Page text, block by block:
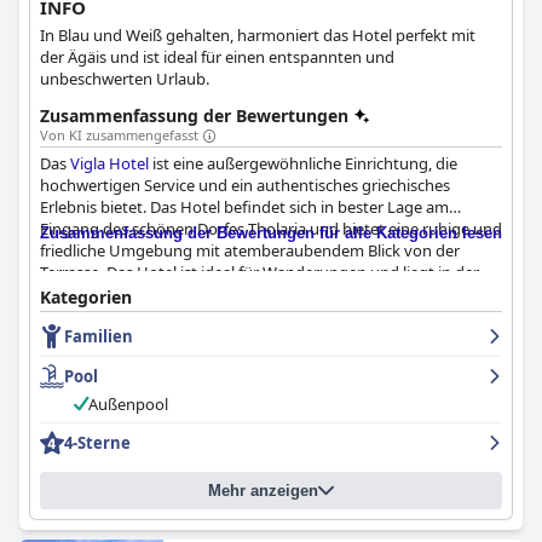
INFO
In Blau und Weiß gehalten, harmoniert das Hotel perfekt mit
der Ägäis und ist ideal für einen entspannten und
unbeschwerten Urlaub.
Zusammenfassung der Bewertungen
Von KI zusammengefasst
DasVigla Hotel ist eine außergewöhnliche Einrichtung, die
hochwertigen Service und ein authentisches griechisches
Erlebnis bietet. Das Hotel befindet sich in bester Lage am
Eingang des schönen Dorfes Tholaria und bietet eine ruhige und
friedliche Umgebung mit atemberaubendem Blick von der
Terrasse. Das Hotel ist ideal für Wanderungen und liegt in der
Nähe mehrerer schöner Strände und ausgezeichneter
Restaurants. Das Frühstück imVigla Hotelist fantastisch. Die
Gäste schwärmen von der Qualität und dem Geschmack der
hausgemachten Speisen mit einer großen Auswahl an frischen
und biologischen Produkten. Die Zimmer sind geräumig, gut
dekoriert und mit modernen Annehmlichkeiten ausgestattet,
Das Hotel zeichnet sich durch sein unermüdliches Engagement
für Sauberkeit aus. Die Außenanlagen sind akkurat angelegt, die
Gemeinschaftsbereiche sind makellos und der Zimmerservice ist
hervorragend. Darüber hinaus ist das Personal freundlich,
einladend und aufmerksam. Viele Gäste empfehlen die
Zusammenfassung der Bewertungen für alle Kategorien lesen
Kategorien
Familien
Pool
Außenpool
4-Sterne
Mehr anzeigen